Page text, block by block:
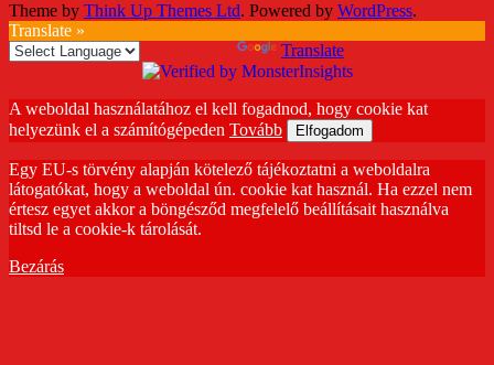
Theme by Think Up Themes Ltd. Powered by WordPress.
Translate »
Translate
A weboldal használatához el kell fogadnod, hogy cookie kat
helyezünk el a számítógépeden Tovább Elfogadom
Egy EU-s törvény alapján kötelező tájékoztatni a weboldalra
látogatókat, hogy a weboldal ún. cookie kat használ. Ha ezzel nem
értesz egyet akkor a böngésződ megfelelő beállításait használva
tiltsd le a cookie-k tárolását.
Bezárás